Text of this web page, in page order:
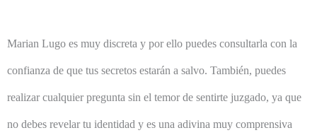
Marian Lugo es muy discreta y por ello puedes consultarla con la
confianza de que tus secretos estarán a salvo. También, puedes
realizar cualquier pregunta sin el temor de sentirte juzgado, ya que
no debes revelar tu identidad y es una adivina muy comprensiva